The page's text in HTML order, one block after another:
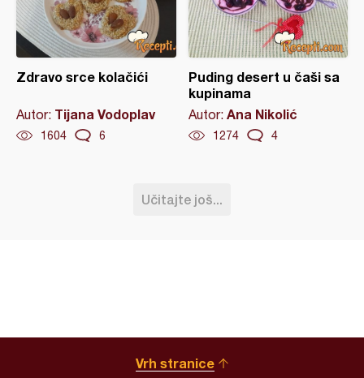
Zdravo srce kolačići
Autor: Tijana Vodoplav
1604 6
Puding desert u čaši sa
kupinama
Autor: Ana Nikolić
1274 4
Učitajte još...
Vrh stranice